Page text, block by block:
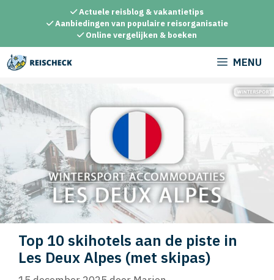
inhoud
Actuele reisblog & vakantietips
Aanbiedingen van populaire reisorganisatie
Online vergelijken & boeken
MENU
Top 10 skihotels aan de piste in
Les Deux Alpes (met skipas)